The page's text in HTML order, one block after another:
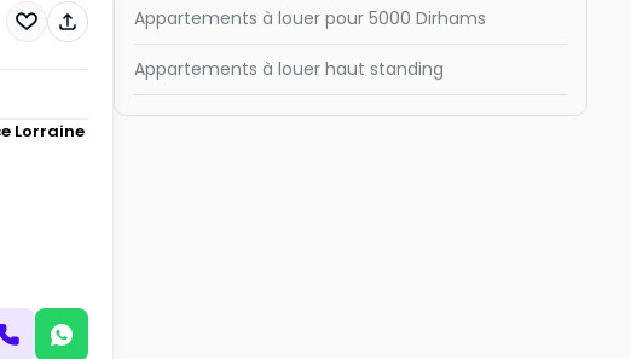
Lorraine
Appartements à louer pour 5000 Dirhams
Appartements à louer haut standing